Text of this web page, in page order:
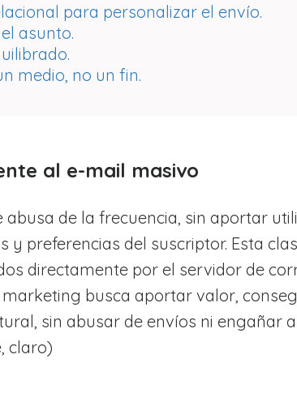
para personalizar el envío.
asunto.
medio, no un fin.
al e-mail masivo
abusa de la frecuencia, sin aportar
y preferencias del suscriptor. Esta
directamente por el servidor de
busca aportar valor,
sin abusar de envíos ni engañar
claro)